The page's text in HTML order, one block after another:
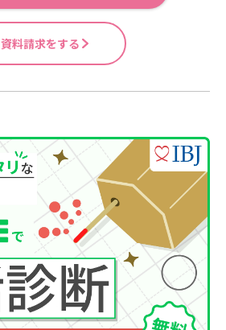
資料請求をする